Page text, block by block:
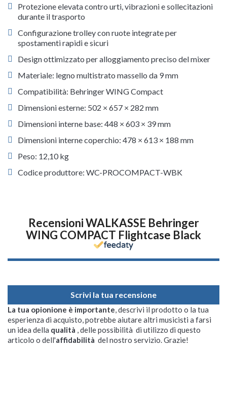
Protezione elevata contro urti, vibrazioni e sollecitazioni
durante il trasporto
Configurazione trolley con ruote integrate per
spostamenti rapidi e sicuri
Design ottimizzato per alloggiamento preciso del mixer
Materiale: legno multistrato massello da 9 mm
Compatibilità: Behringer WING Compact
Dimensioni esterne: 502 × 657 × 282 mm
Dimensioni interne base: 448 × 603 × 39 mm
Dimensioni interne coperchio: 478 × 613 × 188 mm
Peso: 12,10 kg
Codice produttore: WC-PROCOMPACT-WBK
Recensioni WALKASSE Behringer
WING COMPACT Flightcase Black
Scrivi la tua recensione
La tua opionione è importante, descrivi il prodotto o la tua
esperienza di acquisto, potrebbe aiutare altri musicisti a farsi
un idea della qualità , delle possibilità di utilizzo di questo
articolo o dell'affidabilità del nostro servizio. Grazie!